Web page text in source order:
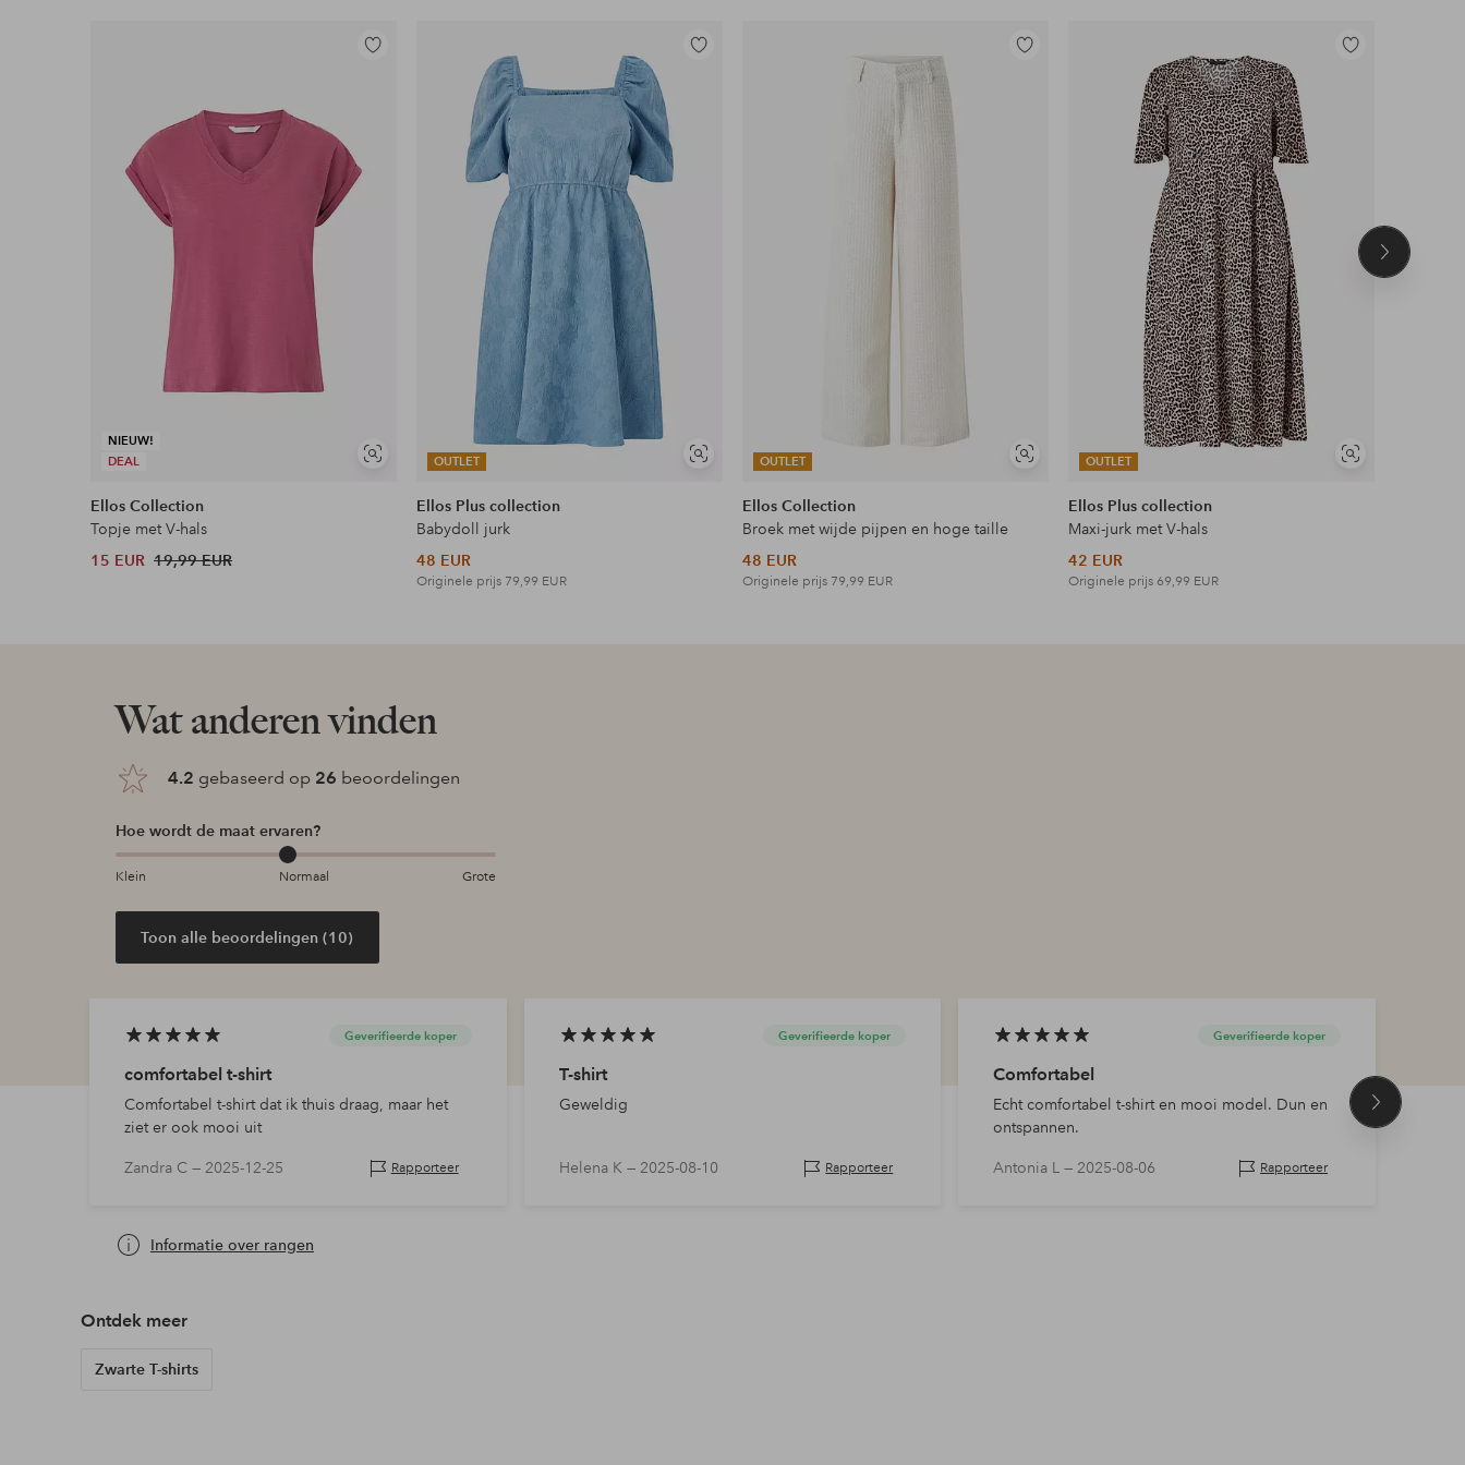
NIEUW!
DEAL
Soortgelijke
Toevoegen
Ellos Collection
Topje met V-hals
15 EUR 19,99 EUR
OUTLET
Soortgelijke
Toevoegen
Ellos Plus collection
Babydoll jurk
48 EUR
Originele prijs 79,99 EUR
OUTLET
Soortgelijke
Toevoegen
Ellos Collection
Broek met wijde pijpen en hoge taille
48 EUR
Originele prijs 79,99 EUR
OUTLET
Soortgelijke
Toevoegen
Ellos Plus collection
Maxi-jurk met V-hals
42 EUR
Originele prijs 69,99 EUR
Volgend
Wat anderen vinden
4.2 gebaseerd op 26 beoordelingen
Hoe wordt de maat ervaren?
Klein Normaal Grote
Toon alle beoordelingen (10)
Geverifieerde koper
comfortabel t-shirt
Comfortabel t-shirt dat ik thuis draag, maar het
ziet er ook mooi uit
Zandra C — 2025-12-25 Rapporteer
Geverifieerde koper
T-shirt
Geweldig
Helena K — 2025-08-10 Rapporteer
Geverifieerde koper
Comfortabel
Echt comfortabel t-shirt en mooi model. Dun en
ontspannen.
Antonia L —2025-08-06 Rapporteer
Volgend
Informatie over rangen
Ontdek meer
Zwarte T-shirts